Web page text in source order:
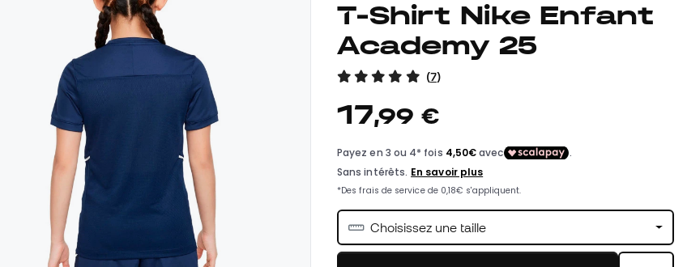
T-Shirt Nike Enfant
Academy 25
(7)
17,99 €
Choisissez une taille